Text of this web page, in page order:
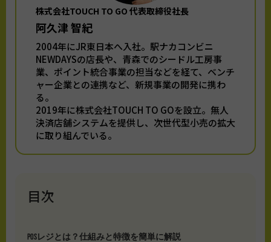
株式会社TOUCH TO GO 代表取締役社長
阿久津 智紀
2004年にJR東日本へ入社。駅ナカコンビニ
NEWDAYSの店長や、青森でのシードル工房事
業、ポイント統合事業の担当などを経て、ベンチ
ャー企業との連携など、新規事業の開発に携わ
る。
2019年に株式会社TOUCH TO GOを設立。無人
決済店舗システムを提供し、次世代型小売の拡大
に取り組んでいる。
目次
POSレジとは？仕組みと特徴を簡単に解説